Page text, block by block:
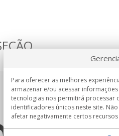
Informação
Seg.-
Entrega
Para oferecer as melhores
armazenar e/ou acessar
tecnologias nos permitirá processar
identificadores únicos neste site.
afetar negativamente certos recursos